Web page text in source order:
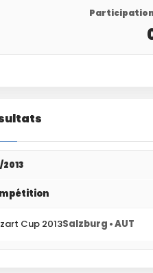
2013
Cup 2013Salzburg • AUT